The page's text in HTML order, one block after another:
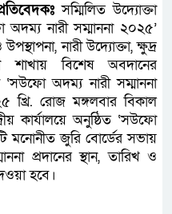
সম্মিলিত উদ্যোক্তা
নারী সম্মাননা ২০২৫’
নারী উদ্যোক্তা, ক্ষুদ্র
শাখায় বিশেষ অবদানের
‘সউফো অদম্য নারী সম্মাননা
রোজ মঙ্গলবার বিকাল
কার্যালয়ে অনুষ্ঠিত ‘সউফো
মনোনীত জুরি বোর্ডের সভায়
প্রদানের স্থান, তারিখ ও
হবে।